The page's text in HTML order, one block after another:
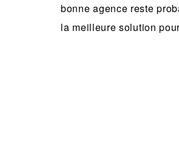
bonne agence reste
la meilleure solution